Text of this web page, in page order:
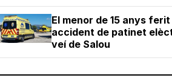
El menor de 15 anys
accident de patinet
veí de Salou